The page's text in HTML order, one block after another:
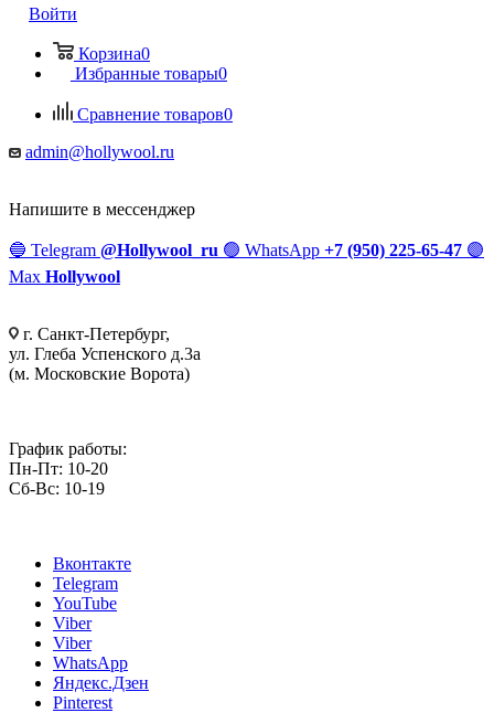
Войти
Корзина0
Избранные товары0
Сравнение товаров0
admin@hollywool.ru
Напишите в мессенджер
🔵 Telegram @Hollywool_ru 🟢 WhatsApp +7 (950) 225-65-47 🟣
Max Hollywool
г. Санкт-Петербург,
ул. Глеба Успенского д.3а
(м. Московские Ворота)
График работы:
Пн-Пт: 10-20
Сб-Вс: 10-19
Вконтакте
Telegram
YouTube
Viber
Viber
WhatsApp
Яндекс.Дзен
Pinterest